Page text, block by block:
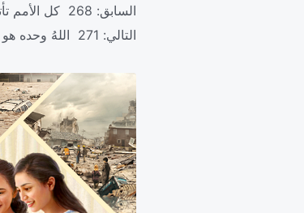
السابق: 268 كل الأمم تأتي إلى نورك
التالي: 271 اللهُ وحده هو الأفضل